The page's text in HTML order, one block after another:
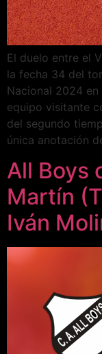
El duelo entre el
la fecha 34 del
Nacional 2024
equipo visitante
del segundo
única anotación
All Boys
Martín
Iván